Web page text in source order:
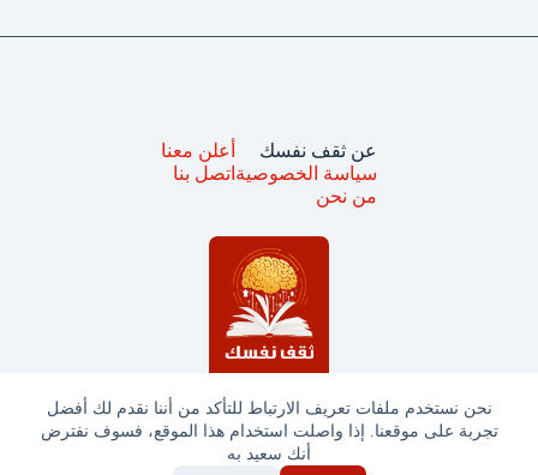
نحن نستخدم ملفات تعريف الارتباط للتأكد من أننا نقدم لك أفضل
تجربة على موقعنا. إذا واصلت استخدام هذا الموقع، فسوف نفترض
أنك سعيد به
جميع الحقوق محفوظة © ثقف نفسك 2025
عن ثقف نفسك
سياسة الخصوصية
من نحن
أعلن معنا
اتصل بنا